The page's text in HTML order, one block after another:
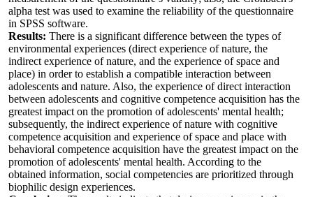
alpha test was used to examine the reliability of the questionnaire
in SPSS software.
Results: There is a significant difference between the types of
environmental experiences (direct experience of nature, the
indirect experience of nature, and the experience of space and
place) in order to establish a compatible interaction between
adolescents and nature. Also, the experience of direct interaction
between adolescents and cognitive competence acquisition has the
greatest impact on the promotion of adolescents' mental health;
subsequently, the indirect experience of nature with cognitive
competence acquisition and experience of space and place with
behavioral competence acquisition have the greatest impact on the
promotion of adolescents' mental health. According to the
obtained information, social competencies are prioritized through
biophilic design experiences.